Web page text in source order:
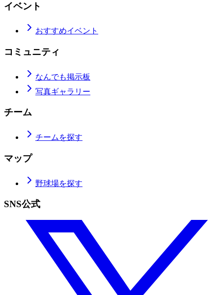
イベント
おすすめイベント
コミュニティ
なんでも掲示板
写真ギャラリー
チーム
チームを探す
マップ
野球場を探す
SNS公式